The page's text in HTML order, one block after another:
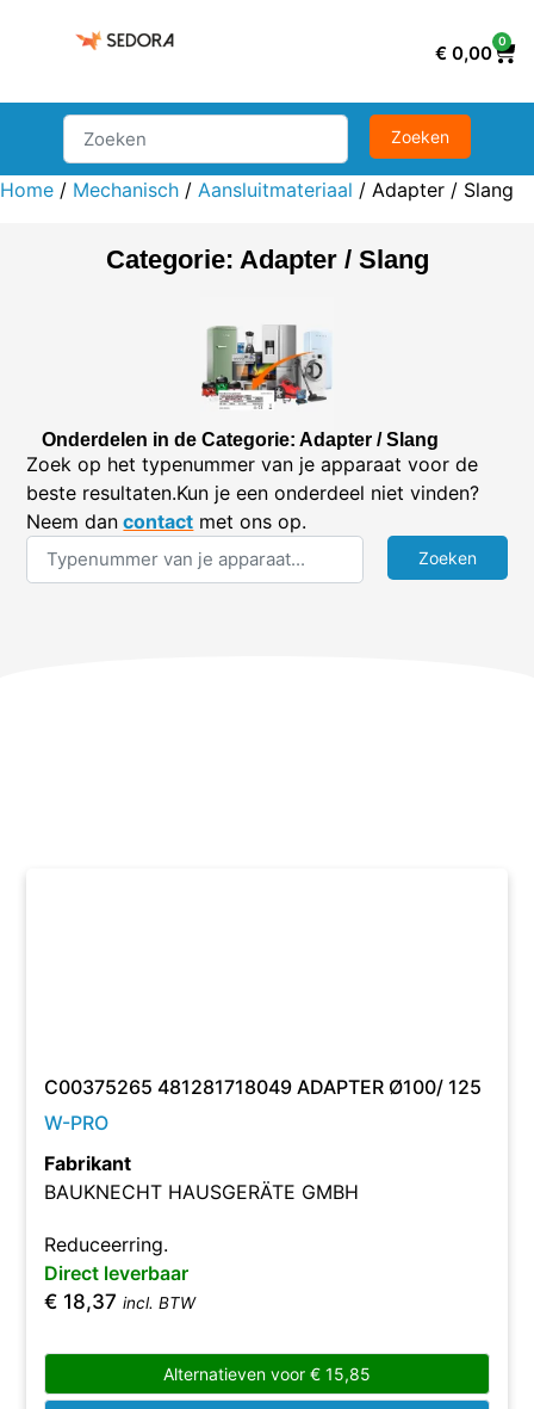
€ 0,00
0
Home / Mechanisch / Aansluitmateriaal / Adapter / Slang
Categorie: Adapter / Slang
Onderdelen in de Categorie: Adapter / Slang
Zoek op het typenummer van je apparaat voor de
beste resultaten.Kun je een onderdeel niet vinden?
Neem dan contact met ons op.
C00375265 481281718049 ADAPTER Ø100/ 125
W-PRO
Fabrikant
BAUKNECHT HAUSGERÄTE GMBH
Reduceerring.
Direct leverbaar
€ 18,37 incl. BTW
Alternatieven voor € 15,85